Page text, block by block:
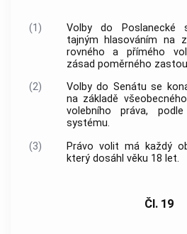
(1)
Volby do Poslanecké
tajným hlasováním na
rovného a přímého
zásad poměrného
(2)
Volby do Senátu se
na základě
volebního práva,
systému.
(3)
Právo volit má každý
který dosáhl věku 18 let.
Čl. 19